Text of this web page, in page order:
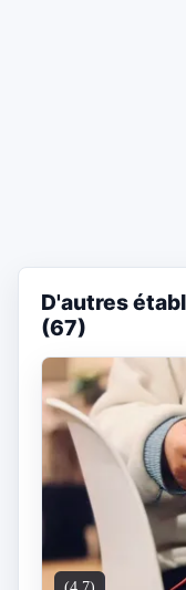
D'autres
(67)